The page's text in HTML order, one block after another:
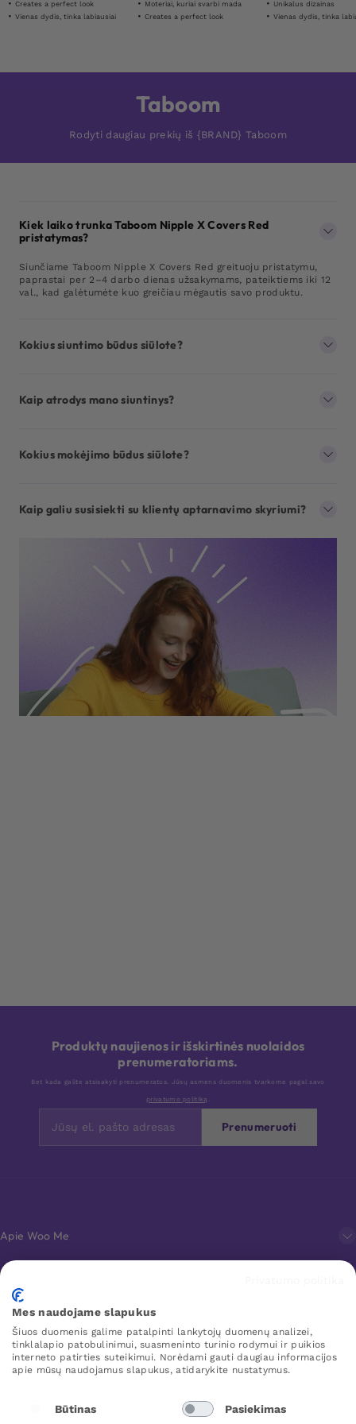
Creates a perfect look
Vienas dydis, tinka labiausiai
Moteriai, kuriai svarbi mada
Creates a perfect look
Unikalus dizainas
Vienas dydis, tinka
Taboom
Rodyti daugiau prekių iš {BRAND} Taboom
Kiek laiko trunka Taboom Nipple X Covers Red
pristatymas?
Siunčiame Taboom Nipple X Covers Red greituoju pristatymu,
paprastai per 2–4 darbo dienas užsakymams, pateiktiems iki 12
val., kad galėtumėte kuo greičiau mėgautis savo produktu.
Kokius siuntimo būdus siūlote?
Kaip atrodys mano siuntinys?
Kokius mokėjimo būdus siūlote?
Kaip galiu susisiekti su klientų aptarnavimo skyriumi?
Produktų naujienos ir išskirtinės nuolaidos
prenumeratoriams.
Bet kada galite atsisakyti prenumeratos. Jūsų asmens duomenis tvarkome pagal savo
privatumo politiką .
Prenumeruoti
Apie Woo Me
Klientų aptarnavimas
Mėgstamiausi
WOO ME
Mes naudojame slapukus
Šiuos duomenis galime patalpinti lankytojų duomenų analizei,
tinklalapio patobulinimui, suasmeninto turinio rodymui ir puikios
interneto patirties suteikimui. Norėdami gauti daugiau informacijos
apie mūsų naudojamus slapukus, atidarykite nustatymus.
Būtinas Pasiekimas